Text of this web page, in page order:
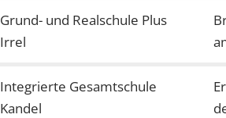
Grund- und Realschule Plus
Irrel
Integrierte Gesamtschule
Kandel